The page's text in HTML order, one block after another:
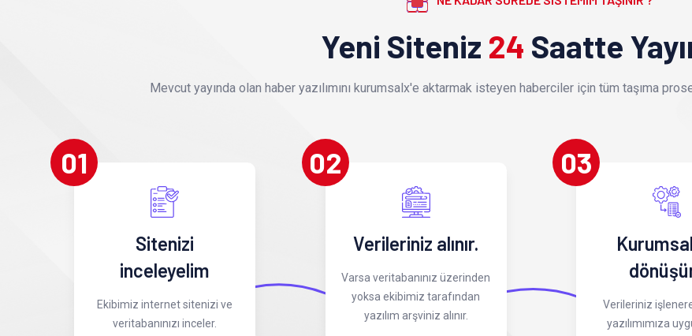
Yeni Siteniz 24 Saatte
Mevcut yayında olan haber yazılımını kurumsalx'e aktarmak isteyen haberciler için tüm taşıma
01
Sitenizi
inceleyelim
Ekibimiz internet sitenizi ve
veritabanınızı inceler.
02
Verileriniz alınır.
Varsa veritabanınız üzerinden
yoksa ekibimiz tarafından
yazılım arşviniz alınır.
03
Verileriniz
yazılımımıza